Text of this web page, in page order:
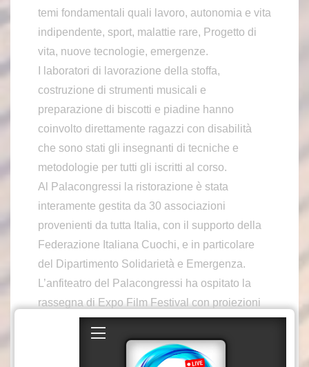
temi fondamentali quali lavoro, autonomia e vita
indipendente, sport, malattie rare, Progetto di
vita, nuove tecnologie, emergenze.
I laboratori di lavorazione della stoffa,
costruzione di strumenti musicali e
preparazione di biscotti e piadine hanno
coinvolto direttamente ragazzi con disabilità
che sono stati gli insegnanti di tecniche e
metodologie per tutti gli iscritti al corso.
Al Palacongressi la ristorazione è stata
interamente gestita da 30 associazioni
provenienti da tutta Italia, con il supporto della
Federazione Italiana Cuochi, e in particolare
del Dipartimento Solidarietà e Emergenza.
L’anfiteatro del Palacongressi ha ospitato la
rassegna di Expo Film Festival con proiezioni
e video e uno spazio dedicato agli artisti che
esprimono il loro talento attraverso la pittura,